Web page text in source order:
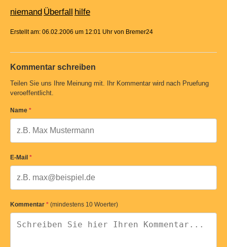
niemand Überfall hilfe
Erstellt am: 06.02.2006 um 12:01 Uhr von Bremer24
Kommentar schreiben
Teilen Sie uns Ihre Meinung mit. Ihr Kommentar wird nach Pruefung
veroeffentlicht.
Name *
E-Mail *
Kommentar * (mindestens 10 Woerter)